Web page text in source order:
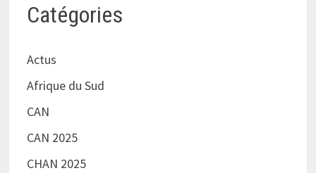
Catégories
Actus
Afrique du Sud
CAN
CAN 2025
CHAN 2025